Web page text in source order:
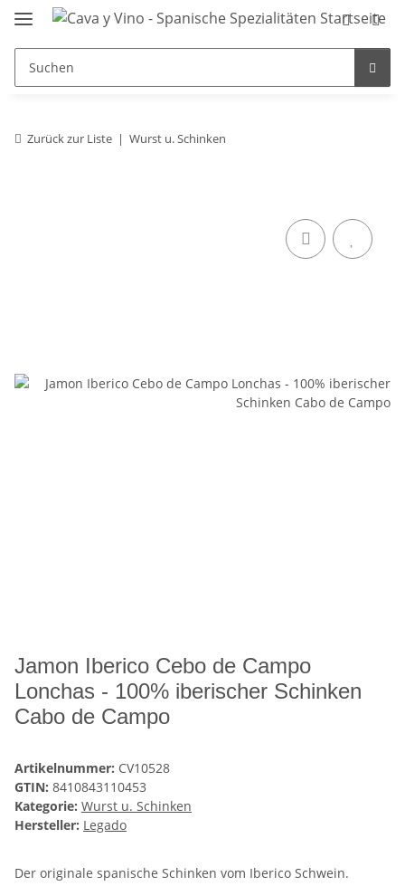
Zurück zur Liste Wurst u. Schinken
Jamon Iberico Cebo de Campo
Lonchas - 100% iberischer Schinken
Cabo de Campo
Artikelnummer: CV10528
GTIN: 8410843110453
Kategorie: Wurst u. Schinken
Hersteller: Legado
Der originale spanische Schinken vom Iberico Schwein.